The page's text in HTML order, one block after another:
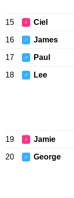
15 ♀ Ciel
16 ♂ James
17 ♂ Paul
18 ♂ Lee
19 ♀ Jamie
20 ♂ George